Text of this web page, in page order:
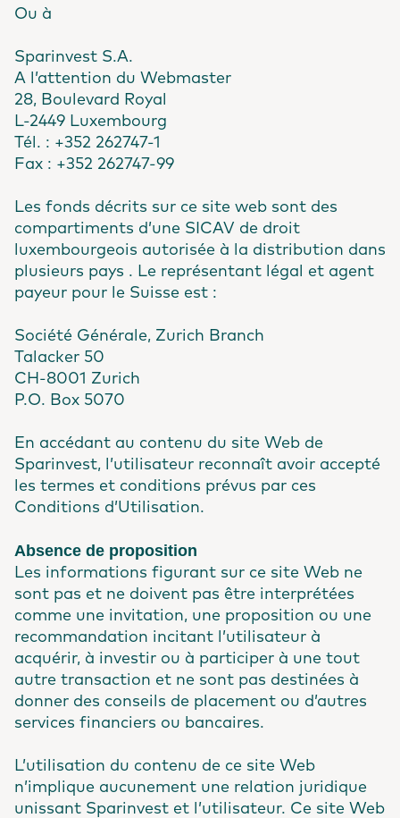
Ou à
Sparinvest S.A.
A l’attention du Webmaster
28, Boulevard Royal
L-2449 Luxembourg
Tél. : +352 262747-1
Fax : +352 262747-99
Les fonds décrits sur ce site web sont des
compartiments d’une SICAV de droit
luxembourgeois autorisée à la distribution dans
plusieurs pays . Le représentant légal et agent
payeur pour le Suisse est :
Société Générale, Zurich Branch
Talacker 50
CH-8001 Zurich
P.O. Box 5070
En accédant au contenu du site Web de
Sparinvest, l’utilisateur reconnaît avoir accepté
les termes et conditions prévus par ces
Conditions d’Utilisation.
Absence de proposition
Les informations figurant sur ce site Web ne
sont pas et ne doivent pas être interprétées
comme une invitation, une proposition ou une
recommandation incitant l’utilisateur à
acquérir, à investir ou à participer à une tout
autre transaction et ne sont pas destinées à
donner des conseils de placement ou d’autres
services financiers ou bancaires.
L’utilisation du contenu de ce site Web
n’implique aucunement une relation juridique
unissant Sparinvest et l’utilisateur. Ce site Web